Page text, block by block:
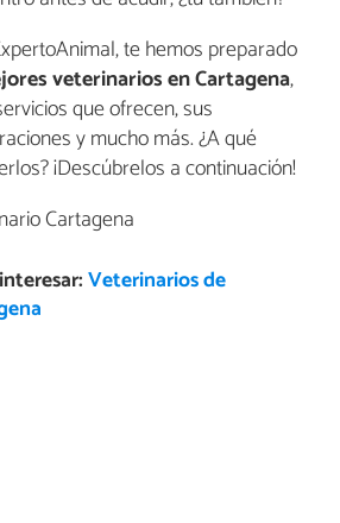
te hemos preparado
veterinarios en Cartagena,
que ofrecen, sus
y mucho más. ¿A qué
¡Descúbrelos a continuación!
Cartagena
Veterinarios de